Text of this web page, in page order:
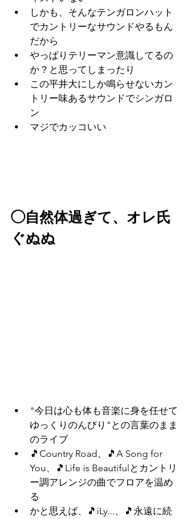
しかも、そんなテンガロンハット
でカントリーなサウンドやるもん
だから
やっぱりテリーマン意識してるの
か？と思ってしまったり
この平井大にしか鳴らせないカン
トリー味あるサウンドでシンガロ
ン
マジでカッコいい
◯自然体過ぎて、オレ氏
ぐぬぬ
"今日は心も体も音楽に身を任せて
ゆっくりのんびり"との言葉のまま
のライブ
🎵Country Road、🎵A Song for
You、🎵Life is Beautifulとカントリ
ー調アレンジの曲でフロアを温め
る
かと思えば、🎵iLy...、🎵永遠に続